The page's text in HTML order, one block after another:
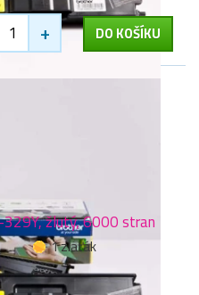
+ DO KOŠÍKU
žlutý, 6000 stran
1 zlaťák